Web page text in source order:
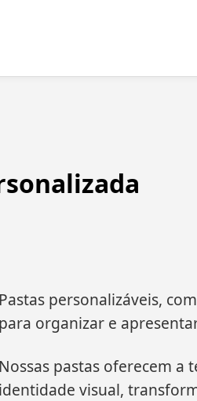
Pastas personalizáveis,
para organizar e
Nossas pastas oferecem a
identidade visual,